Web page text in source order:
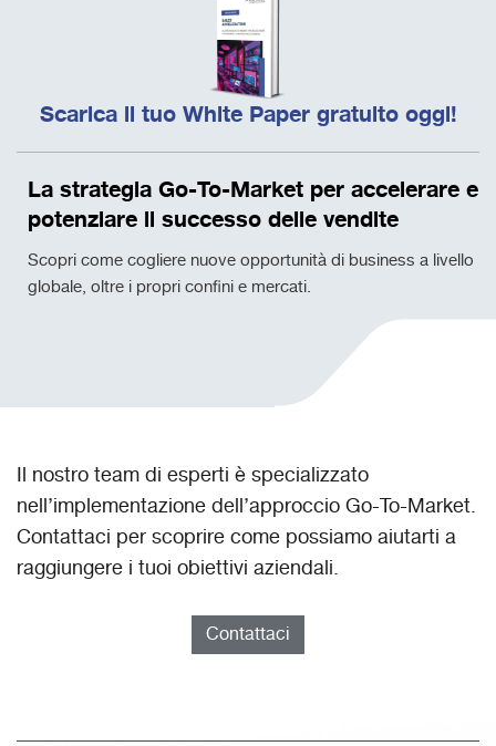
Scarica il tuo White Paper gratuito oggi!
La strategia Go-To-Market per accelerare e
potenziare il successo delle vendite
Scopri come cogliere nuove opportunità di business a livello
globale, oltre i propri confini e mercati.
Il nostro team di esperti è specializzato
nell’implementazione dell’approccio Go-To-Market.
Contattaci per scoprire come possiamo aiutarti a
raggiungere i tuoi obiettivi aziendali.
Contattaci